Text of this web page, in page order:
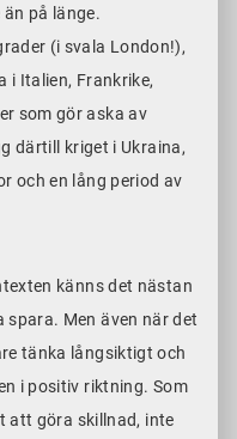
på länge.
(i svala London!),
i Italien, Frankrike,
som gör aska av
därtill kriget i Ukraina,
och en lång period av
känns det nästan
Men även när det
tänka långsiktigt och
i positiv riktning. Som
att göra skillnad, inte